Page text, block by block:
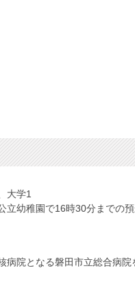
大学1
幼稚園で16時30分までの
院となる磐田市立総合病